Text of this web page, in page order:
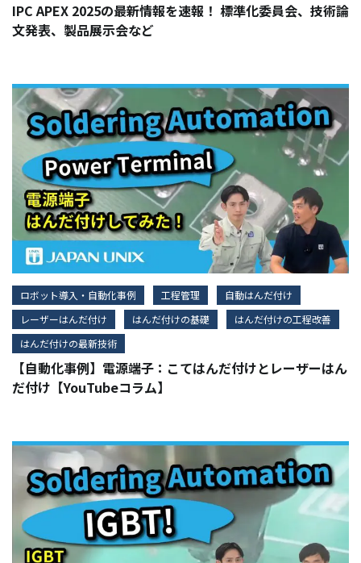
IPC APEX 2025の最新情報を速報！ 標準化委員会、技術論
文発表、製品展示会など
ロボット導入・自動化事例 工程管理
自動はんだ付け
レーザーはんだ付け
はんだ付けの基礎
はんだ付けの工程改善
はんだ付けの最新技術
【自動化事例】電源端子：こてはんだ付けとレーザーはん
だ付け【YouTubeコラム】